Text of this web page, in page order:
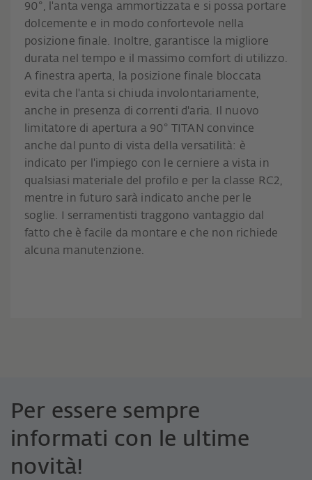
90°, l'anta venga ammortizzata e si possa portare
dolcemente e in modo confortevole nella
posizione finale. Inoltre, garantisce la migliore
durata nel tempo e il massimo comfort di utilizzo.
A finestra aperta, la posizione finale bloccata
evita che l'anta si chiuda involontariamente,
anche in presenza di correnti d'aria. Il nuovo
limitatore di apertura a 90° TITAN convince
anche dal punto di vista della versatilità: è
indicato per l'impiego con le cerniere a vista in
qualsiasi materiale del profilo e per la classe RC2,
mentre in futuro sarà indicato anche per le
soglie. I serramentisti traggono vantaggio dal
fatto che è facile da montare e che non richiede
alcuna manutenzione.
Per essere sempre
informati con le ultime
novità!